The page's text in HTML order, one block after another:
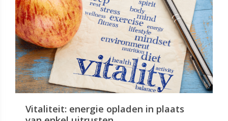
Vitaliteit: energie opladen in plaats